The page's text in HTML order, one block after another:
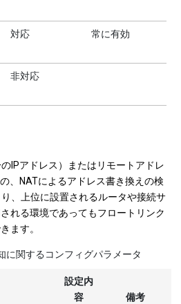
対応 常に有効
非対応
IPアドレス）またはリモートアドレ
、NATによるアドレス書き換えの検
、上位に設置されるルータや接続サ
れる環境であってもフロートリンク
ます。
に関するコンフィグパラメータ
設定内
容
備考